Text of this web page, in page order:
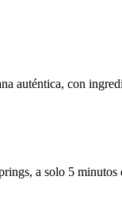
auténtica, con
a solo 5